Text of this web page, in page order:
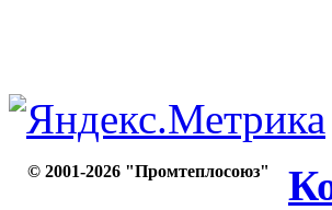
© 2001-2026 "Промтеплосоюз"